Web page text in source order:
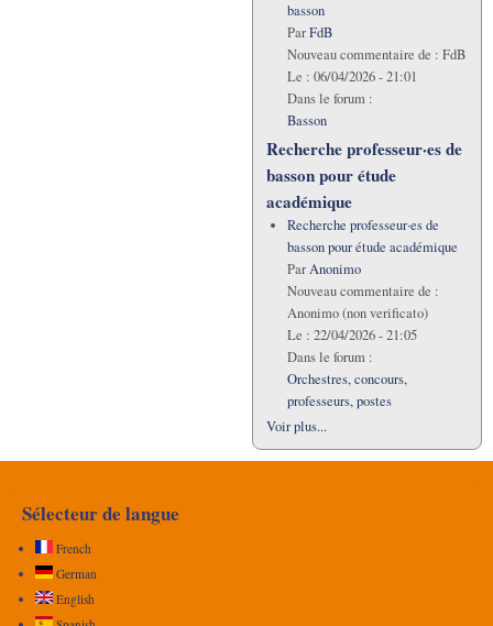
basson
ParFdB
Nouveau commentaire de : FdB
Le : 06/04/2026 - 21:01
Dans le forum :
Basson
Recherche professeur·es de
basson pour étude
académique
Recherche professeur·es de
basson pour étude académique
ParAnonimo
Nouveau commentaire de :
Anonimo (non verificato)
Le : 22/04/2026 - 21:05
Dans le forum :
Orchestres, concours,
professeurs, postes
Voir plus...
Sélecteur de langue
French
German
English